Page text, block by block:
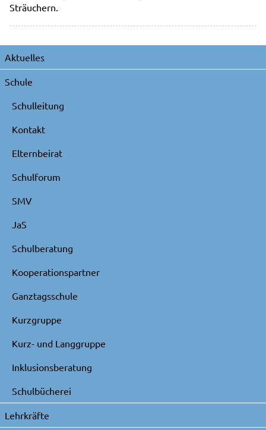
Sträuchern.
Navigation
Aktuelles
Schule
Schulleitung
Kontakt
Elternbeirat
Schulforum
SMV
JaS
Schulberatung
Kooperationspartner
Ganztagsschule
Kurzgruppe
Kurz- und Langgruppe
Inklusionsberatung
Schulbücherei
Lehrkräfte